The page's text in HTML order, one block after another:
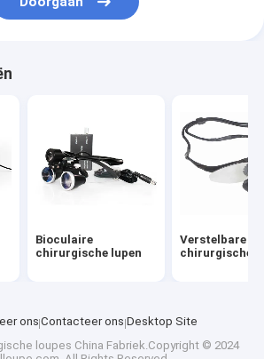
Bioculaire
chirurgische lupen
Verstelbare
chirurgische
ons Contacteer ons Desktop Site
loupes China Fabriek.Copyright © 2024